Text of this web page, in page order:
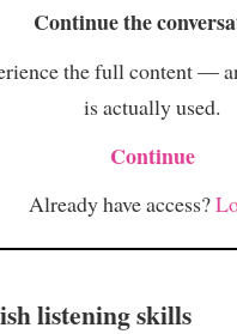
Continue the
the full content —
is actually used.
Continue
Already have access?
listening skills